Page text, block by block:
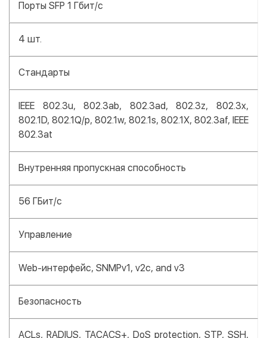
Порты SFP 1 Гбит/с
4 шт.
Стандарты
IEEE 802.3u, 802.3ab, 802.3ad, 802.3z, 802.3x,
802.1D, 802.1Q/p, 802.1w, 802.1s, 802.1X, 802.3af, IEEE
802.3at
Внутренняя пропускная способность
56 ГБит/с
Управление
Web-интерфейс, SNMPv1, v2c, and v3
Безопасность
ACLs, RADIUS, TACACS+, DoS protection, STP, SSH,